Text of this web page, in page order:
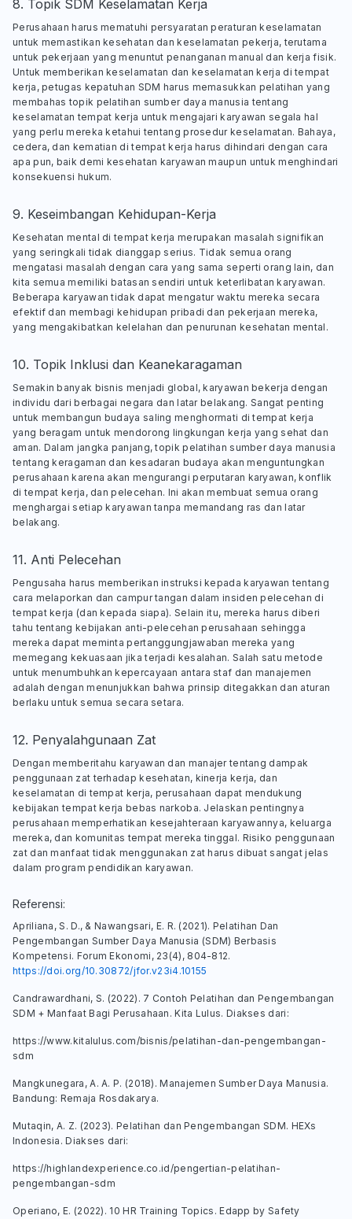
8. Topik SDM Keselamatan Kerja
Perusahaan harus mematuhi persyaratan peraturan keselamatan
untuk memastikan kesehatan dan keselamatan pekerja, terutama
untuk pekerjaan yang menuntut penanganan manual dan kerja fisik.
Untuk memberikan keselamatan dan keselamatan kerja di tempat
kerja, petugas kepatuhan SDM harus memasukkan pelatihan yang
membahas topik pelatihan sumber daya manusia tentang
keselamatan tempat kerja untuk mengajari karyawan segala hal
yang perlu mereka ketahui tentang prosedur keselamatan. Bahaya,
cedera, dan kematian di tempat kerja harus dihindari dengan cara
apa pun, baik demi kesehatan karyawan maupun untuk menghindari
konsekuensi hukum.
9. Keseimbangan Kehidupan-Kerja
Kesehatan mental di tempat kerja merupakan masalah signifikan
yang seringkali tidak dianggap serius. Tidak semua orang
mengatasi masalah dengan cara yang sama seperti orang lain, dan
kita semua memiliki batasan sendiri untuk keterlibatan karyawan.
Beberapa karyawan tidak dapat mengatur waktu mereka secara
efektif dan membagi kehidupan pribadi dan pekerjaan mereka,
yang mengakibatkan kelelahan dan penurunan kesehatan mental.
10. Topik Inklusi dan Keanekaragaman
Semakin banyak bisnis menjadi global, karyawan bekerja dengan
individu dari berbagai negara dan latar belakang. Sangat penting
untuk membangun budaya saling menghormati di tempat kerja
yang beragam untuk mendorong lingkungan kerja yang sehat dan
aman. Dalam jangka panjang, topik pelatihan sumber daya manusia
tentang keragaman dan kesadaran budaya akan menguntungkan
perusahaan karena akan mengurangi perputaran karyawan, konflik
di tempat kerja, dan pelecehan. Ini akan membuat semua orang
menghargai setiap karyawan tanpa memandang ras dan latar
belakang.
11. Anti Pelecehan
Pengusaha harus memberikan instruksi kepada karyawan tentang
cara melaporkan dan campur tangan dalam insiden pelecehan di
tempat kerja (dan kepada siapa). Selain itu, mereka harus diberi
tahu tentang kebijakan anti-pelecehan perusahaan sehingga
mereka dapat meminta pertanggungjawaban mereka yang
memegang kekuasaan jika terjadi kesalahan. Salah satu metode
untuk menumbuhkan kepercayaan antara staf dan manajemen
adalah dengan menunjukkan bahwa prinsip ditegakkan dan aturan
berlaku untuk semua secara setara.
12. Penyalahgunaan Zat
Dengan memberitahu karyawan dan manajer tentang dampak
penggunaan zat terhadap kesehatan, kinerja kerja, dan
keselamatan di tempat kerja, perusahaan dapat mendukung
kebijakan tempat kerja bebas narkoba. Jelaskan pentingnya
perusahaan memperhatikan kesejahteraan karyawannya, keluarga
mereka, dan komunitas tempat mereka tinggal. Risiko penggunaan
zat dan manfaat tidak menggunakan zat harus dibuat sangat jelas
dalam program pendidikan karyawan.
Referensi:
Apriliana, S. D., & Nawangsari, E. R. (2021). Pelatihan Dan
Pengembangan Sumber Daya Manusia (SDM) Berbasis
Kompetensi. Forum Ekonomi , 23(4), 804-812.
https://doi.org/10.30872/jfor.v23i4.10155
Candrawardhani, S. (2022). 7 Contoh Pelatihan dan Pengembangan
SDM + Manfaat Bagi Perusahaan . Kita Lulus. Diakses dari:
https://www.kitalulus.com/bisnis/pelatihan-dan-pengembangan-
sdm
Mangkunegara, A. A. P. (2018).Manajemen Sumber Daya Manusia.
Bandung: Remaja Rosdakarya.
Mutaqin, A. Z. (2023). Pelatihan dan Pengembangan SDM. HEXs
Indonesia. Diakses dari:
https://highlandexperience.co.id/pengertian-pelatihan-
pengembangan-sdm
Operiano, E. (2022). 10 HR Training Topics . Edapp by Safety